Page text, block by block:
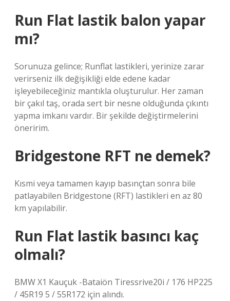
Run Flat lastik balon yapar
mı?
Sorunuza gelince; Runflat lastikleri, yerinize zarar
verirseniz ilk değişikliği elde edene kadar
işleyebileceğiniz mantıkla oluşturulur. Her zaman
bir çakıl taş, orada sert bir nesne olduğunda çıkıntı
yapma imkanı vardır. Bir şekilde değiştirmelerini
öneririm.
Bridgestone RFT ne demek?
Kısmi veya tamamen kayıp basınçtan sonra bile
patlayabilen Bridgestone (RFT) lastikleri en az 80
km yapılabilir.
Run Flat lastik basıncı kaç
olmalı?
BMW X1 Kauçuk -Bataiön Tiressrive20i / 176 HP225
/ 45R19 5 / 55R172 için alındı.